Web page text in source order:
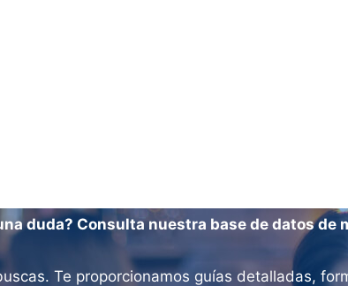
duda? Consulta nuestra base de datos de
Te proporcionamos guías detalladas,